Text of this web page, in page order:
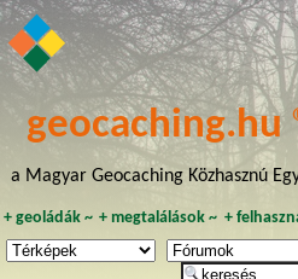
geocaching.hu
a Magyar Geocaching Közhasznú
+ geoládák~ +megtalálások ~ +